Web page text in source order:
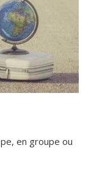
en groupe ou